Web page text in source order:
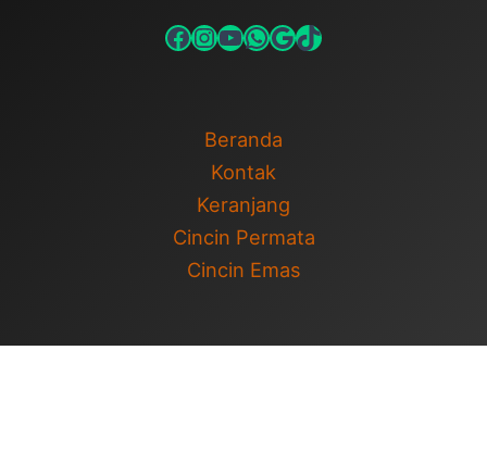
Beranda
Kontak
Keranjang
Cincin Permata
Cincin Emas